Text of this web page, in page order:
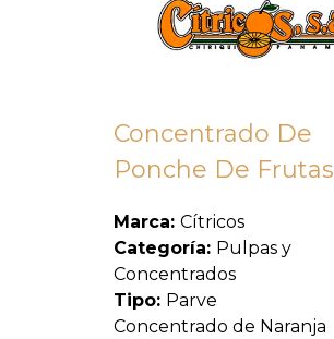
Concentrado De
Ponche De Frutas
Marca: Cítricos
Categoría: Pulpas y
Concentrados
Tipo: Parve
Concentrado de Naranja